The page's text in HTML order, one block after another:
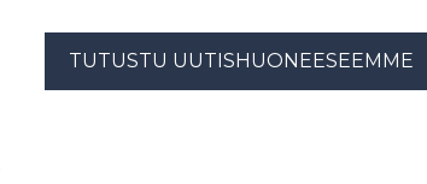
TUTUSTU UUTISHUONEESEEMME